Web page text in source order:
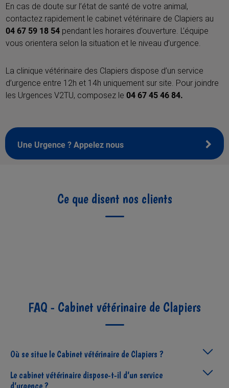
En cas de doute sur l’état de santé de votre animal,
contactez rapidement le cabinet vétérinaire de Clapiers au
04 67 59 18 54 pendant les horaires d’ouverture. L’équipe
vous orientera selon la situation et le niveau d’urgence.
La clinique vétérinaire des Clapiers dispose d’un service
d’urgence entre 12h et 14h uniquement sur site. Pour joindre
les Urgences V2TU, composez le 04 67 45 46 84.
Une Urgence ? Appelez nous
Ce que disent nos clients
FAQ - Cabinet vétérinaire de Clapiers
Où se situe le Cabinet vétérinaire de Clapiers ?
Le cabinet vétérinaire dispose-t-il d’un service
d’urgence ?